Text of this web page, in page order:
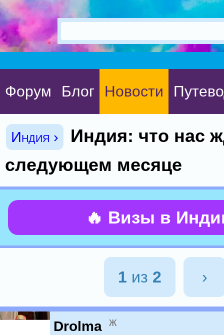
Форум Блог Новости
Индия ›
Индия: что нас
следующем месяце
🔥 Визы в
1 из 2 ›
Drolma ж